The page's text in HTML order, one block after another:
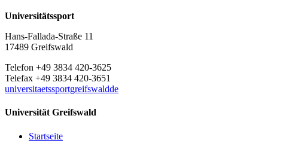
Universitätssport
Hans-Fallada-Straße 11
17489 Greifswald
Telefon +49 3834 420-3625
Telefax +49 3834 420-3651
universitaetssportgreifswaldde
Universität Greifswald
Startseite